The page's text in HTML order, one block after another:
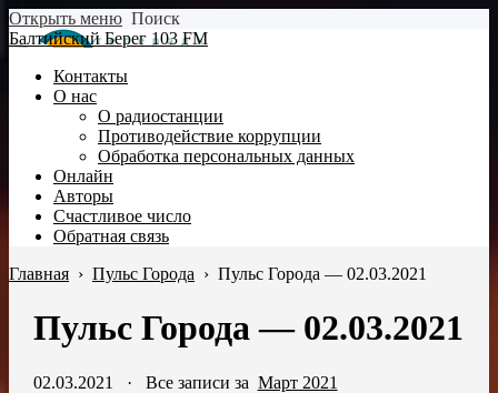
Открыть меню Поиск
Балтийский Берег 103 FM
Контакты
О нас
О радиостанции
Противодействие коррупции
Обработка персональных данных
Онлайн
Авторы
Счастливое число
Обратная связь
Главная › Пульс Города › Пульс Города — 02.03.2021
Пульс Города — 02.03.2021
02.03.2021 · Все записи за Март 2021